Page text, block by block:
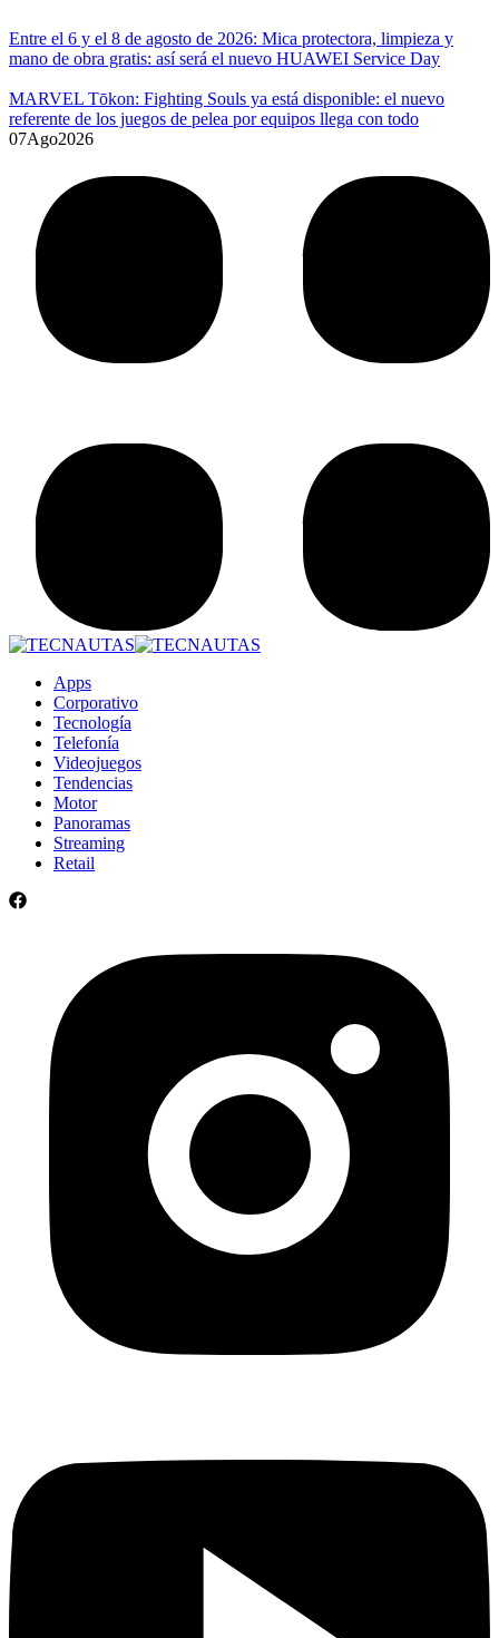
Entre el 6 y el 8 de agosto de 2026: Mica protectora, limpieza y
mano de obra gratis: así será el nuevo HUAWEI Service Day
MARVEL Tōkon: Fighting Souls ya está disponible: el nuevo
referente de los juegos de pelea por equipos llega con todo
07Ago2026
Apps
Corporativo
Tecnología
Telefonía
Videojuegos
Tendencias
Motor
Panoramas
Streaming
Retail